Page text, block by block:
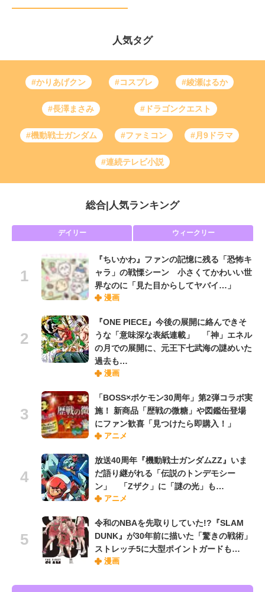
人気タグ
#かりあげクン #コスプレ #綾瀬はるか
#長澤まさみ #ドラゴンクエスト
#機動戦士ガンダム #ファミコン #月9ドラマ
#連続テレビ小説
総合 人気ランキング
デイリー ウィークリー
『ちいかわ』ファンの記憶に残る「恐怖キ
ャラ」の戦慄シーン 小さくてかわいい世
界なのに「見た目からしてヤバイ…」
漫画
『ONE PIECE』今後の展開に絡んできそ
うな「意味深な表紙連載」 「神」エネル
の月での展開に、元王下七武海の謎めいた
過去も…
漫画
「BOSS×ポケモン30周年」第2弾コラボ実
施！ 新商品「歴戦の微糖」や図鑑缶登場
にファン歓喜「見つけたら即購入！」
アニメ
放送40周年『機動戦士ガンダムZZ』いま
だ語り継がれる「伝説のトンデモシー
ン」 「Zザク」に「謎の光」も…
アニメ
令和のNBAを先取りしていた!?『SLAM
DUNK』が30年前に描いた「驚きの戦術」
ストレッチ5に大型ポイントガードも…
漫画